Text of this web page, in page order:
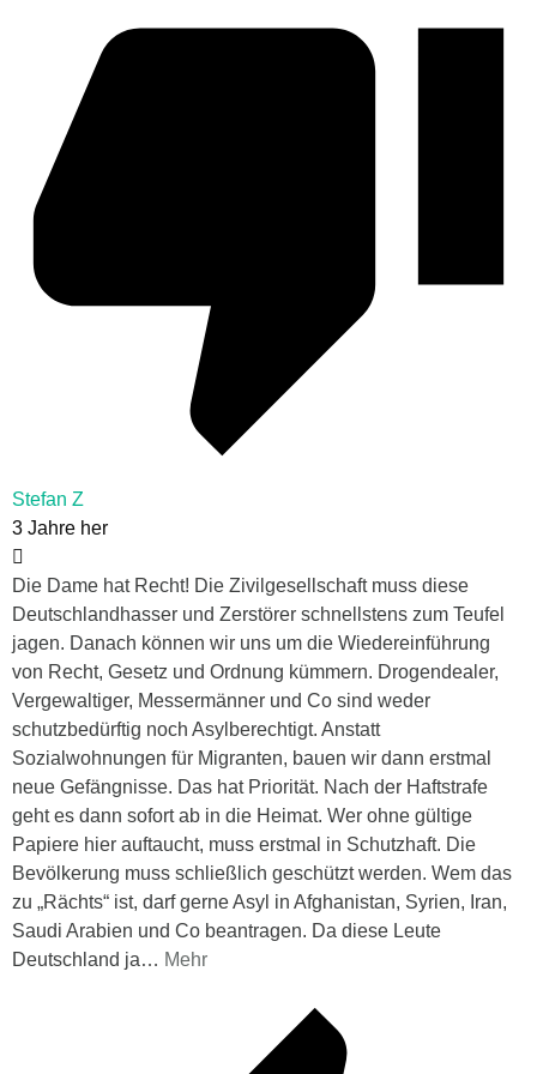
Stefan Z
3 Jahre her
Die Dame hat Recht! Die Zivilgesellschaft muss diese
Deutschlandhasser und Zerstörer schnellstens zum Teufel
jagen. Danach können wir uns um die Wiedereinführung
von Recht, Gesetz und Ordnung kümmern. Drogendealer,
Vergewaltiger, Messermänner und Co sind weder
schutzbedürftig noch Asylberechtigt. Anstatt
Sozialwohnungen für Migranten, bauen wir dann erstmal
neue Gefängnisse. Das hat Priorität. Nach der Haftstrafe
geht es dann sofort ab in die Heimat. Wer ohne gültige
Papiere hier auftaucht, muss erstmal in Schutzhaft. Die
Bevölkerung muss schließlich geschützt werden. Wem das
zu „Rächts“ ist, darf gerne Asyl in Afghanistan, Syrien, Iran,
Saudi Arabien und Co beantragen. Da diese Leute
Deutschland ja… Mehr